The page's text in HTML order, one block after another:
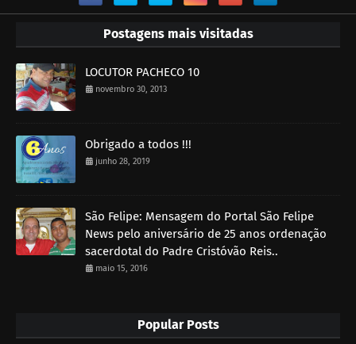
Postagens mais visitadas
LOCUTOR PACHECO 10
novembro 30, 2013
Obrigado a todos !!!
junho 28, 2019
São Felipe: Mensagem do Portal São Felipe
News pelo aniversário de 25 anos ordenação
sacerdotal do Padre Cristóvão Reis..
maio 15, 2016
Popular Posts